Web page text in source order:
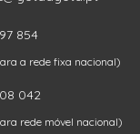
854
a rede fixa nacional)
042
rede móvel nacional)